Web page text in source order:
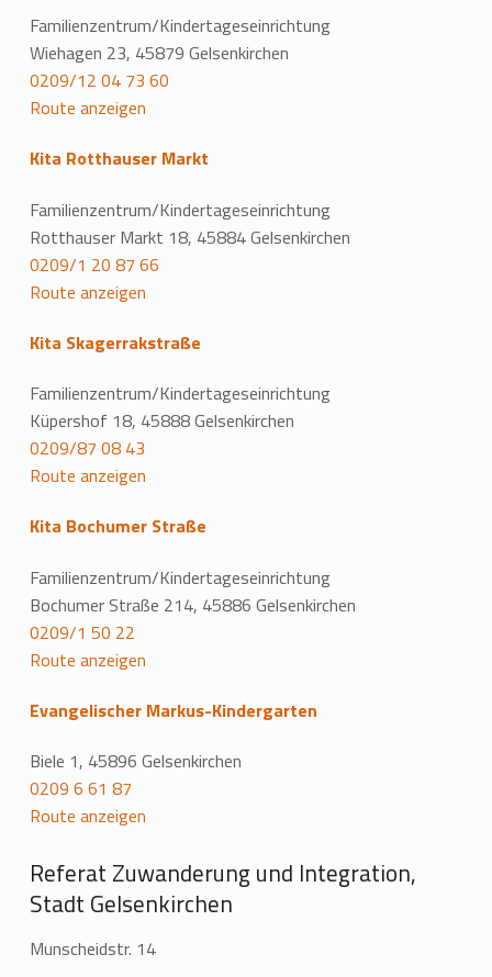
Familienzentrum/Kindertageseinrichtung
Wiehagen 23, 45879 Gelsenkirchen
0209/12 04 73 60
Route anzeigen
Kita Rotthauser Markt
Familienzentrum/Kindertageseinrichtung
Rotthauser Markt 18, 45884 Gelsenkirchen
0209/1 20 87 66
Route anzeigen
Kita Skagerrakstraße
Familienzentrum/Kindertageseinrichtung
Küpershof 18, 45888 Gelsenkirchen
0209/87 08 43
Route anzeigen
Kita Bochumer Straße
Familienzentrum/Kindertageseinrichtung
Bochumer Straße 214, 45886 Gelsenkirchen
0209/1 50 22
Route anzeigen
Evangelischer Markus-Kindergarten
Biele 1, 45896 Gelsenkirchen
0209 6 61 87
Route anzeigen
Referat Zuwanderung und Integration,
Stadt Gelsenkirchen
Munscheidstr. 14